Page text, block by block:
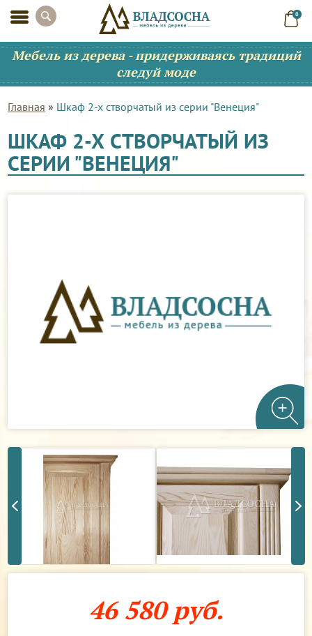
0
Мебель из дерева - придерживаясь традиций
следуй моде
Главная » Шкаф 2-х створчатый из серии "Венеция"
ШКАФ 2-Х СТВОРЧАТЫЙ ИЗ
СЕРИИ "ВЕНЕЦИЯ"
46 580 руб.